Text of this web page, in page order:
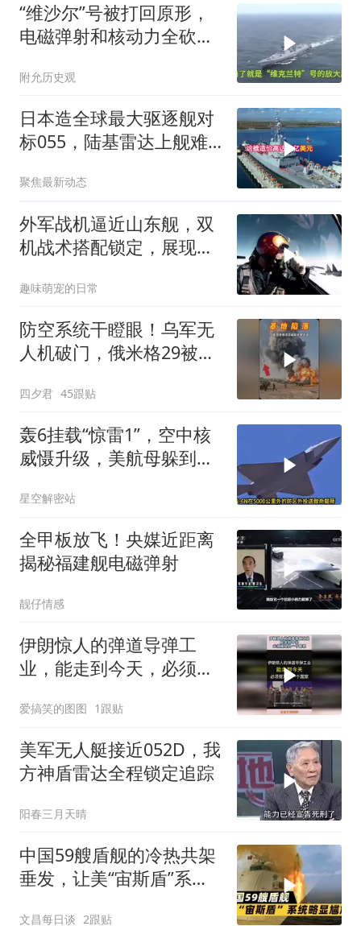
“维沙尔”号被打回原形，
电磁弹射和核动力全砍，
附允历史观
日本造全球最大驱逐舰对
标055，陆基雷达上舰难
聚焦最新动态
外军战机逼近山东舰，双
机战术搭配锁定，展现中
趣味萌宠的日常
防空系统干瞪眼！乌军无
人机破门，俄米格29被活
四夕君 45跟贴
轰6挂载“惊雷1”，空中核
威慑升级，美航母躲到夏
星空解密站
全甲板放飞！央媒近距离
揭秘福建舰电磁弹射
靓仔情感
伊朗惊人的弹道导弹工
业，能走到今天，必须提
爱搞笑的图图 1跟贴
美军无人艇接近052D，我
方神盾雷达全程锁定追踪
阳春三月天晴
中国59艘盾舰的冷热共架
垂发，让美“宙斯盾”系统
文昌每日谈 2跟贴